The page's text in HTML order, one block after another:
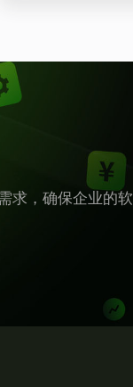
求，确保企业的软